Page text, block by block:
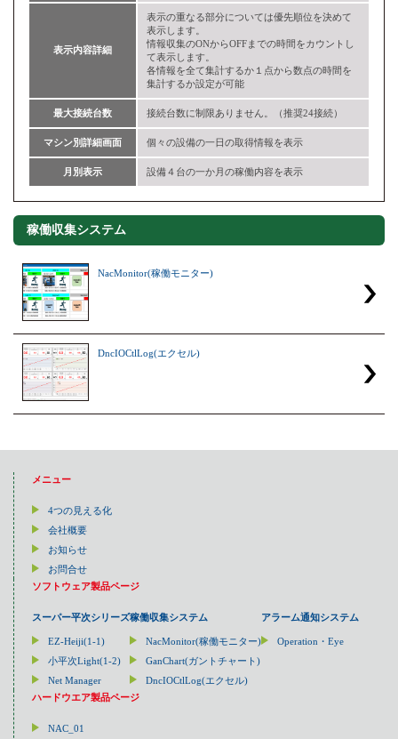
表示内容詳細
表示の重なる部分については優先順位を決めて
表示します。
情報収集のONからOFFまでの時間をカウントし
て表示します。
各情報を全て集計するか１点から数点の時間を
集計するか設定が可能
最大接続台数 接続台数に制限ありません。（推奨24接続）
マシン別詳細画面 個々の設備の一日の取得情報を表示
月別表示 設備４台の一か月の稼働内容を表示
稼働収集システム
NacMonitor(稼働モニター)
DncIOCtlLog(エクセル)
メニュー
4つの見える化
会社概要
お知らせ
お問合せ
ソフトウェア製品ページ
スーパー平次シリーズ
EZ-Heiji(1-1)
小平次Light(1-2)
Net Manager
稼働収集システム
NacMonitor(稼働モニター)
GanChart(ガントチャート)
DncIOCtlLog(エクセル)
アラーム通知システム
Operation・Eye
ハードウエア製品ページ
NAC_01